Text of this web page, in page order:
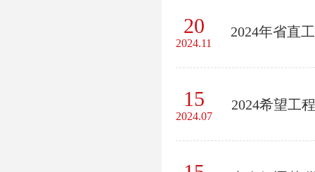
20
2024.11
2024年省直
15
2024.07
2024希望工